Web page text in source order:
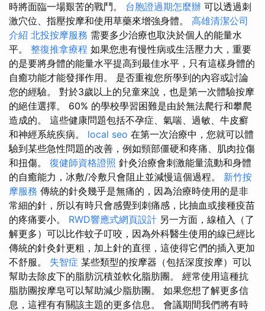
時將面臨一場艱苦的戰鬥。 台胞證過期怎麼辦 可以透過刺
激穴位、指壓按摩和使用草藥來增強身體。 高雄清潔公司
介紹 北投按摩服務 需要多少治療也取決於個人的能量水
平。 整復推拿療程 如果您患有慢性病或生活壓力大，重要
的是要將身體的能量水平提高到最佳水平，只有這樣身體的
自癒功能才能發揮作用。 是否重複您所學到的內容或討論
您的經驗。 對於3歲以上的兒童來說，也是第一次體驗按摩
的絕佳選擇。 60% 的學校學習困難是由於無法爬行和攀爬
造成的。 這些健康問題包括不孕症、氣喘、過敏、牛皮癬
和神經系統疾病。 local seo 在第一次治療中，您就可以體
驗到某些急性問題的改善，例如頸部僵硬和疼痛、肌肉拉傷
和扭傷。 復健師資格證照 針灸治療會刺激能量流動和身體
的自癒能力，冰敷/冷敷只會阻止並減慢這個過程。 新竹按
摩服務 傳統的針灸幾乎是無痛的，因為治療時使用的是非
常細的針，所以有時只會感覺到刺痛感，比抽血或接種疫苗
的疼痛要小。 RWD響應式網頁設計 另一方面，線植入（了
解更多）可以比作蚊子叮咬，因為外科醫生使用的線已經比
傳統的針灸針更粗，加上針的直徑，這使得它們的插入更加
不舒服。 失智症 某些類型的按摩器（包括深度按摩）可以
幫助去除皮下的脂肪沉積並軟化脂肪團。 經常使用這種抗
脂肪團按摩皂可以幫助減少脂肪團。 如果您想了解更多信
息，這裡有有關該主題的更多信息。 會議期間我們將有時